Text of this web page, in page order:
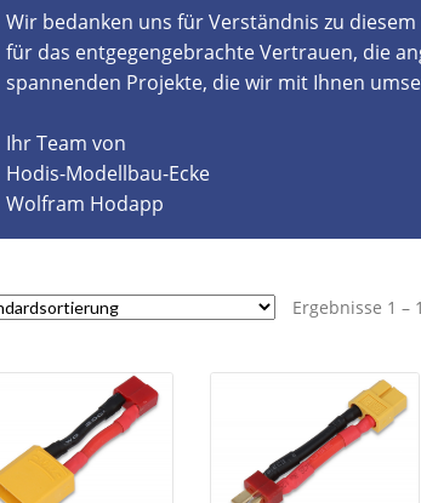
Wir bedanken uns für Verständnis zu
für das entgegengebrachte Vertrauen, die
spannenden Projekte, die wir mit Ihnen
Ihr Team von
Hodis-Modellbau-Ecke
Wolfram Hodapp
Ergebnisse 1 –